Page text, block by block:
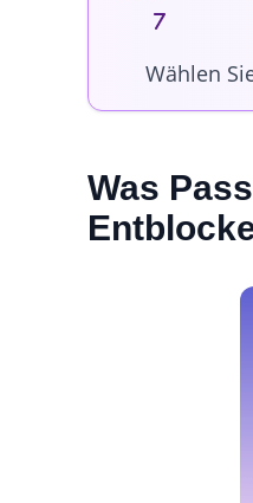
Wählen
Was